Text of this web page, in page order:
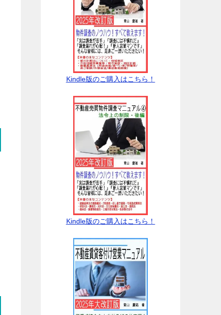
Kindle版のご購入はこちら！
Kindle版のご購入はこちら！